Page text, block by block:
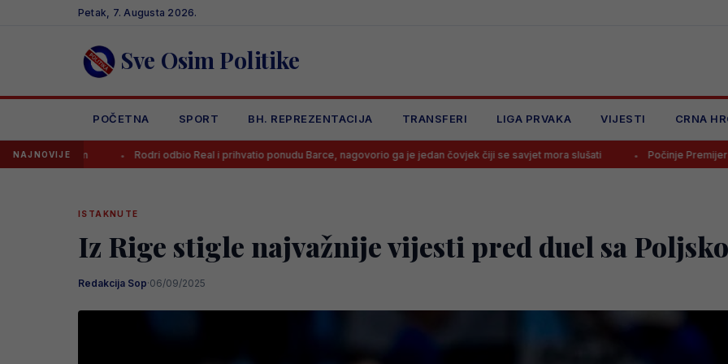
Petak, 7. Augusta 2026.
Sve Osim Politike
POČETNA SPORT BH. REPREZENTACIJA TRANSFERI LIGA PRVAKA VIJESTI CRNA
NAJNOVIJERodri odbio Real i prihvatio ponudu Barce, nagovorio ga je jedan čovjek čiji se savjet mora slušati Počinje Premijer liga BiH:
ISTAKNUTE
Iz Rige stigle najvažnije vijesti pred duel sa
Redakcija Sop·06/09/2025